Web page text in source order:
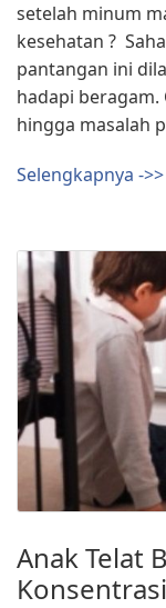
setelah minum
kesehatan ?⁣
pantangan ini
hadapi
hingga masalah
Selengkapnya ->>
Anak Telat
Konsentrasi